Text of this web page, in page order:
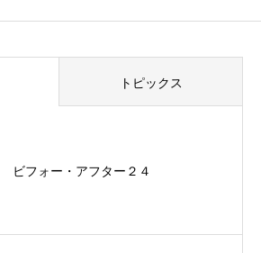
トピックス
ビフォー・アフター２４